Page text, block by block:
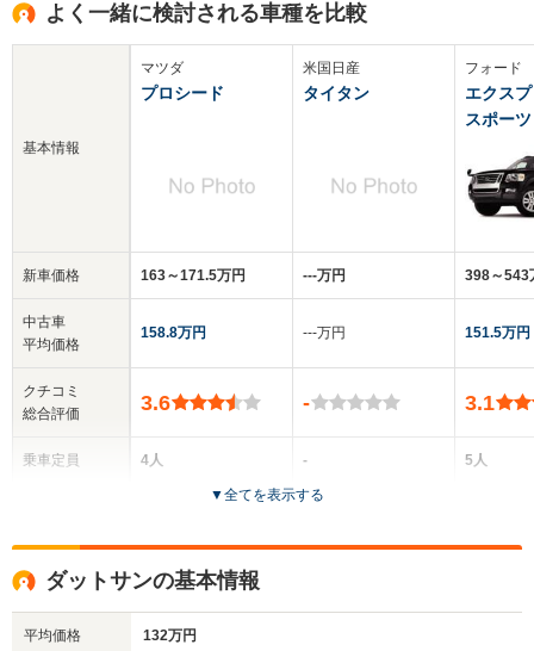
よく一緒に検討される車種を比較
基本情報
新車価格
中古車
平均価格
クチコミ
総合評価
乗車定員
マツダ
プロシード
163～171.5万円
158.8万円
3.6
4人
全高
1.69m
米国日産
タイタン
‐‐‐万円
‐‐‐万円
-
-
2～4ドア
フォード
エクス
スポー
398～543
151.5万円
3.1
5人
▼全てを表示する
ダットサンの基本情報
平均価格 132万円